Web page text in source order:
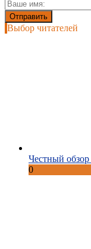
Выбор читателей
Честный
0